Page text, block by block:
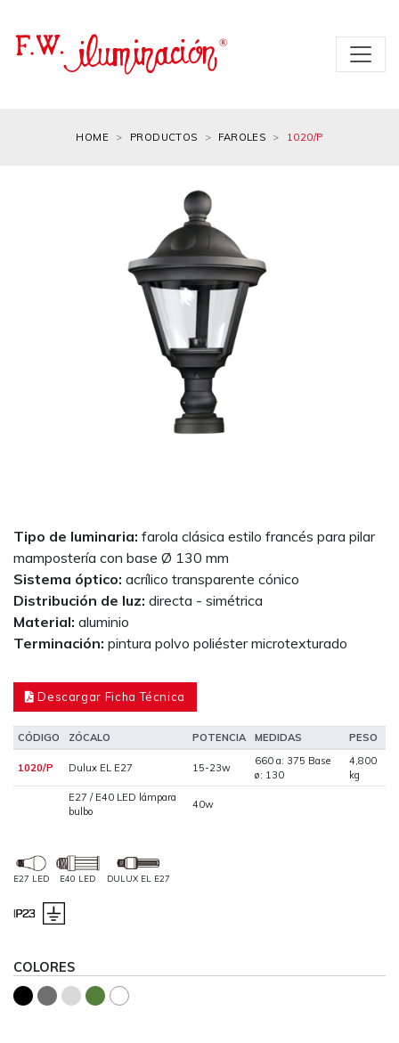
HOME PRODUCTOS FAROLES 1020/P
Tipo de luminaria: farola clásica estilo francés para pilar
mampostería con base Ø 130 mm
Sistema óptico: acrílico transparente cónico
Distribución de luz: directa - simétrica
Material: aluminio
Terminación: pintura polvo poliéster microtexturado
Descargar Ficha Técnica
CÓDIGO ZÓCALO POTENCIA MEDIDAS PESO
1020/P Dulux EL E27 15-23w
660 a: 375 Base
ø: 130
4,800
kg
E27 / E40 LED lámpara
bulbo
40w
E27 LED E40 LED DULUX EL E27
COLORES